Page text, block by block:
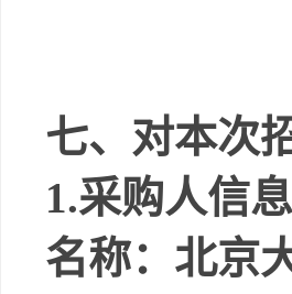
七、对本次
1.采购人信息
名称： 北京